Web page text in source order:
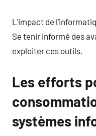
L’impact de
Se tenir informé des
exploiter ces outils.
Les efforts
systèmes